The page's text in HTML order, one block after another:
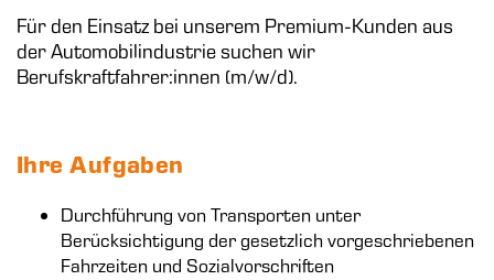
Für den Einsatz bei unserem Premium-Kunden aus
der Automobilindustrie suchen wir
Berufskraftfahrer:innen (m/w/d).
Ihre Aufgaben
Durchführung von Transporten unter
Berücksichtigung der gesetzlich vorgeschriebenen
Fahrzeiten und Sozialvorschriften